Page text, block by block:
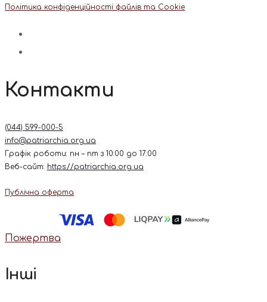
Політика конфіденційності файлів та Cookie
Контакти
(044) 599-000-5
info@patriarchia.org.ua
Графік роботи: пн – пт з 10:00 до 17:00
Веб-сайт: https://patriarchia.org.ua
Публічна оферта
Пожертва
Інші